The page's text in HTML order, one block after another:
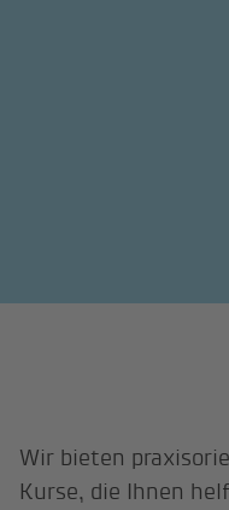
Wir bieten
Kurse, die Ihnen